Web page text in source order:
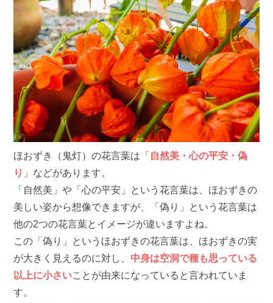
ほおずき（鬼灯）の花言葉は「 自然美・心の平安・偽
り 」などがあります。
「自然美」や「心の平安」という花言葉は、ほおずきの
美しい姿から想像できますが、「偽り」という花言葉は
他の2つの花言葉とイメージが違いますよね。
この「偽り」というほおずきの花言葉は、ほおずきの実
が大きく見えるのに対し、 中身は空洞で種も思っている
以上に小さいことが由来になっていると言われていま
す。